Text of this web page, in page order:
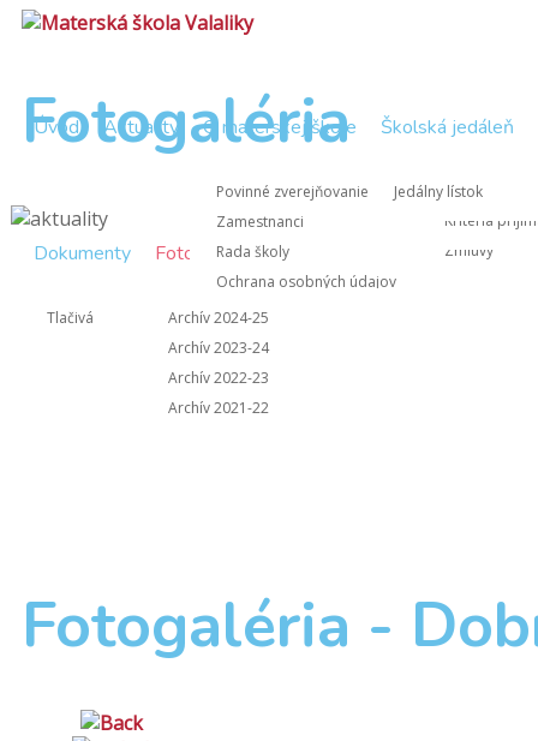
Úvod Aktuality O materskej škole
Povinné zverejňovanie
Zápisnice
Zápisnice z
Zmluvy
Zamestnanci
Rada školy
Ochrana osobných údajov
Informácie pre rodičov
Nástup do
Kritériá
Školská jedáleň
Jedálny lístok
Dokumenty
Tlačivá
Fotogaléria
Archív 2024-25
Archív 2023-24
Archív 2022-23
Archív 2021-22
Kontakt
Fotogaléria
Fotogaléria -